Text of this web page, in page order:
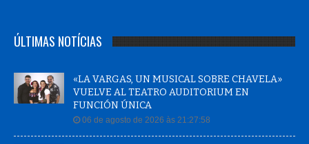
ÚLTIMAS NOTÍCIAS
«LA VARGAS, UN MUSICAL SOBRE CHAVELA»
VUELVE AL TEATRO AUDITORIUM EN
FUNCIÓN ÚNICA
06 de agosto de 2026 às 21:27:58